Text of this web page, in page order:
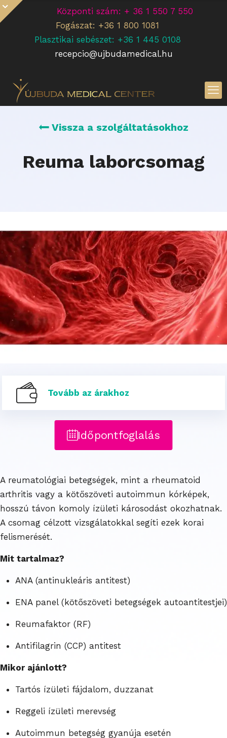
Központi szám: + 36 1 550 7 550
Fogászat: +36 1 800 1081
Plasztikai sebészet: +36 1 445 0108
recepcio@ujbudamedical.hu
Vissza a szolgáltatásokhoz
Reuma laborcsomag
Tovább az árakhoz
Időpontfoglalás
A reumatológiai betegségek, mint a rheumatoid
arthritis vagy a kötőszöveti autoimmun kórképek,
hosszú távon komoly ízületi károsodást okozhatnak.
A csomag célzott vizsgálatokkal segíti ezek korai
felismerését.
Mit tartalmaz?
ANA (antinukleáris antitest)
ENA panel (kötőszöveti betegségek autoantitestjei)
Reumafaktor (RF)
Antifilagrin (CCP) antitest
Mikor ajánlott?
Tartós ízületi fájdalom, duzzanat
Reggeli ízületi merevség
Autoimmun betegség gyanúja esetén